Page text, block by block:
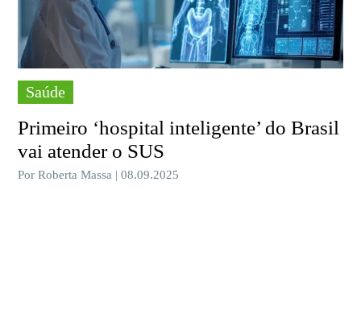
Saúde
Primeiro ‘hospital inteligente’ do Brasil
vai atender o SUS
Por Roberta Massa | 08.09.2025